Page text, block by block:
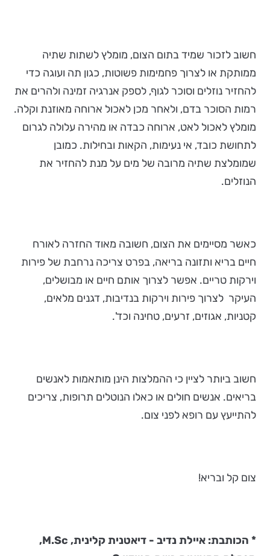
חשוב לזכור שמיד בתום הצום, מומלץ לשתות שתיה
ממותקת או לצרוך פחמימות פשוטות, כגון תה ועוגה כדי
להחזיר נוזלים וסוכר לגוף, לספק אנרגיה זמינה ולהרים את
רמות הסוכר בדם, ולאחר מכן לאכול ארוחה מאוזנת וקלה.
מומלץ לאכול לאט, ארוחה כבדה או מהירה עלולה לגרום
לתחושת כובד, אי נעימות, הקאות ובחילות. כמובן
שמומלצת שתיה מרובה של מים על מנת להחזיר את
הנוזלים.
כאשר מסיימים את הצום, חשובה מאוד החזרה לאורח
חיים בריא ותזונה בריאה, בפרט צריכה נרחבת של פירות
וירקות טריים. אפשר לצרוך אותם חיים או מבושלים,
העיקר לצרוך פירות וירקות בנדיבות, דגנים מלאים,
קטניות, אגוזים, זרעים, טחינה וכד'.
חשוב ביותר לציין כי ההמלצות הינן מותאמות לאנשים
בריאים. אנשים חולים או כאלו הנוטלים תרופות, צריכים
להתייעץ עם רופא לפני צום.
צום קל ובריא!
* הכותבת: איילת נדיב - דיאטנית קלינית, M.Sc
,